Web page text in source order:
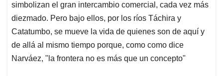
simbolizan el gran intercambio comercial, cada vez más
diezmado. Pero bajo ellos, por los ríos Táchira y
Catatumbo, se mueve la vida de quienes son de aquí y
de allá al mismo tiempo porque, como como dice
Narváez, "la frontera no es más que un concepto"